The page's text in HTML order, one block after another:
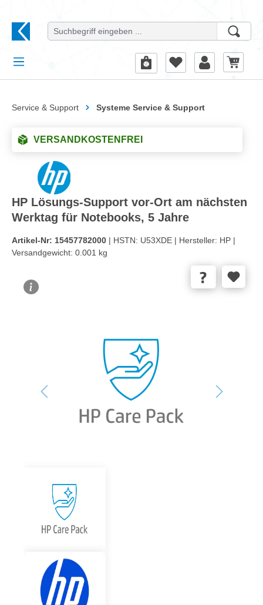
Service & Support Systeme Service & Support
VERSANDKOSTENFREI
HP Lösungs-Support vor-Ort am nächsten
Werktag für Notebooks, 5 Jahre
Artikel-Nr: 15457782000 | HSTN: U53XDE | Hersteller: HP |
Versandgewicht: 0.001 kg